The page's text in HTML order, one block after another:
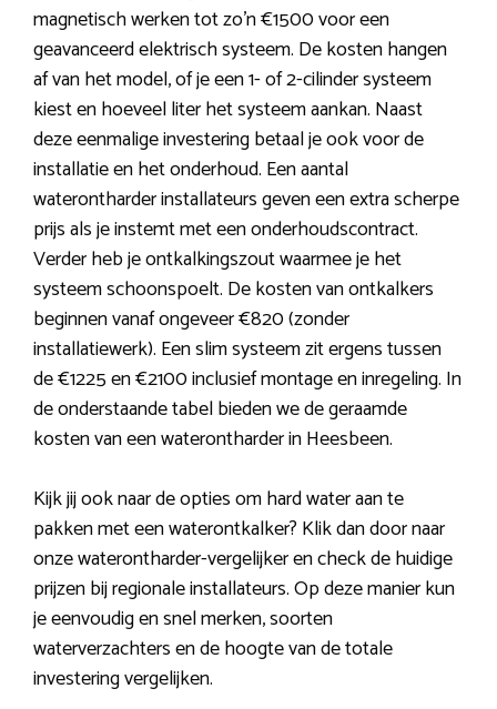
magnetisch werken tot zo’n €1500 voor een
geavanceerd elektrisch systeem. De kosten hangen
af van het model, of je een 1- of 2-cilinder systeem
kiest en hoeveel liter het systeem aankan. Naast
deze eenmalige investering betaal je ook voor de
installatie en het onderhoud. Een aantal
waterontharder installateurs geven een extra scherpe
prijs als je instemt met een onderhoudscontract.
Verder heb je ontkalkingszout waarmee je het
systeem schoonspoelt. De kosten van ontkalkers
beginnen vanaf ongeveer €820 (zonder
installatiewerk). Een slim systeem zit ergens tussen
de €1225 en €2100 inclusief montage en inregeling. In
de onderstaande tabel bieden we de geraamde
kosten van een waterontharder in Heesbeen.
Kijk jij ook naar de opties om hard water aan te
pakken met een waterontkalker? Klik dan door naar
onze waterontharder-vergelijker en check de huidige
prijzen bij regionale installateurs. Op deze manier kun
je eenvoudig en snel merken, soorten
waterverzachters en de hoogte van de totale
investering vergelijken.